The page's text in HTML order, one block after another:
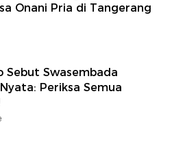
Onani Pria di Tangerang
Sebut Swasembada
Periksa Semua